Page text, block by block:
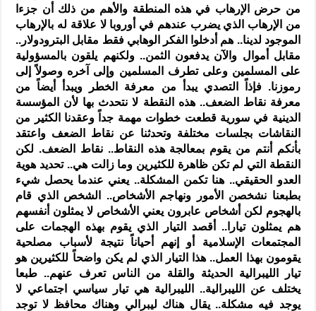
من حرض الإرهاب في هذه المنطقة والأهم من ذلك أن جزءا
من الإرهاب الذي يضرب عندهم في أوروبا لا علاقة له بالإرهاب
الموجود لدينا.. هم أدخلوا الفكر الوهابي فقط مقابل البترودولار..
مقابل أموال والآن يدفعون الثمن.. ولكنهم يلقون بالمسؤولية
على المسلمين وعلى تطرف المسلمين وإلى آخره وصولاً إلى
رموزنا. فإذاً التصدي يبدأ من معرفة الخطر ويبدأ أيضاً من
معرفة نقاط الضعف.. هذه النقطة لا نتحدث بها لأن المؤسسة
الدينية في سورية قطعت خطوات مهمة جداً وعقدنا الكثير من
النقاشات بجلسات مختلفة وتحدثنا عن نقاط الضعف واعتقد
بأنكم أنتم من يقوم بمعالجة هذه النقاط.. نقاط الضعف. لكن
النقطة التي لم تكن ظاهرة للكثيرين وما زالت هي.. تحديد هوية
العدو الحقيقي.. هنا تكمن المشكلة.. يعني عندما يحصل شيء
بطبعنا نشخصن الأمور ونهاجم الأشخاص.. الشخص الذي قام
بالهجوم لكن أشخاص عابرون يعني الأشخاص لا يمثلون أنفسهم
هم يمثلون تيارا.. أقصد التيار الذي يقوم بهذه الهجمات على
المجتمعات الإسلامية أو إنهم أحياناً نتيجة لأسباب مصلحية
يقومون بهذا العمل.. هذا التيار الذي لم يكن واضحاً للكثيرين هو
تيار الليبرالية الحديثة والقلة من الناس تعرف عنهم.. طبعا
يختلف عن الليبرالية.. الليبرالية هي تيار سياسي اجتماعي لا
يوجد فيه مشكلة.. يقال هناك ليبرالي وهناك محافظ لا توجد